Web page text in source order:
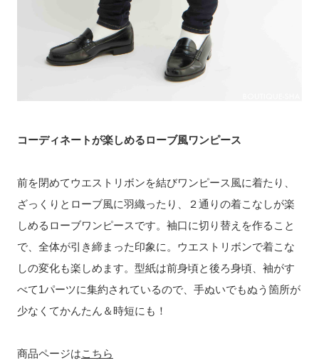
コーディネートが楽しめるローブ風ワンピース
前を閉めてウエストリボンを結びワンピース風に着たり、
ざっくりとローブ風に羽織ったり、２通りの着こなしが楽
しめるローブワンピースです。袖口に切り替えを作ること
で、全体が引き締まった印象に。ウエストリボンで着こな
しの変化も楽しめます。型紙は前身頃と後ろ身頃、袖がす
べて1パーツに集約されているので、手ぬいでもぬう箇所が
少なくてかんたん＆時短にも！
商品ページはこちら